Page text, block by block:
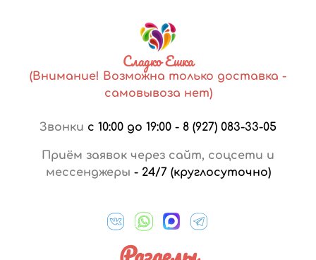
Сладко Ешка
(Внимание! Возможна только доставка -
самовывоза нет)
Звонки с 10:00 до 19:00 - 8 (927) 083-33-05
Приём заявок через сайт, соцсети и
мессенджеры - 24/7 (круглосуточно)